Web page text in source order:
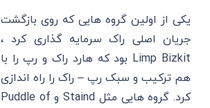
یکی از اولین گروه هایی که روی بازگشت
جریان اصلی راک سرمایه گذاری کرد ،
Limp Bizkit بود که هارد راک و رپ را با
هم ترکیب و سبک رپ – راک را راه اندازی
کرد. گروه هایی مثل Staind و Puddle of